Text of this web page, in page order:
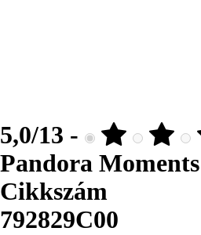
5,0/13 -
Pandora
Cikkszám
792829C00